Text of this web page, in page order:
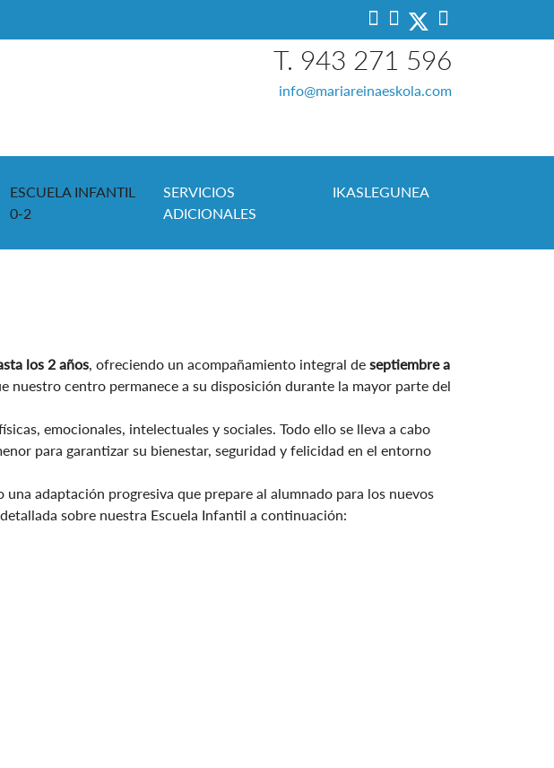
T. 943 271 596
info@mariareinaeskola.com
ESCUELA INFANTIL
0-2
SERVICIOS
ADICIONALES
IKASLEGUNEA
los 2 años, ofreciendo un acompañamiento integral de septiembre a
centro permanece a su disposición durante la mayor parte del
emocionales, intelectuales y sociales. Todo ello se lleva a cabo
para garantizar su bienestar, seguridad y felicidad en el entorno
una adaptación progresiva que prepare al alumnado para los nuevos
sobre nuestra Escuela Infantil a continuación: